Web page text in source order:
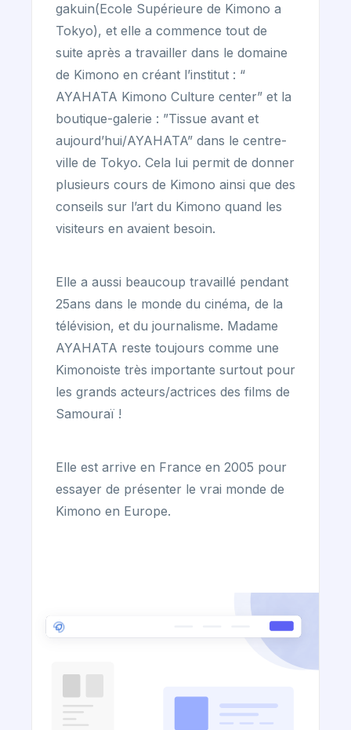
gakuin(Ecole Supérieure de Kimono a
Tokyo), et elle a commence tout de
suite après a travailler dans le domaine
de Kimono en créant l’institut : “
AYAHATA Kimono Culture center” et la
boutique-galerie : ”Tissue avant et
aujourd’hui/AYAHATA” dans le centre-
ville de Tokyo. Cela lui permit de donner
plusieurs cours de Kimono ainsi que des
conseils sur l’art du Kimono quand les
visiteurs en avaient besoin.
Elle a aussi beaucoup travaillé pendant
25ans dans le monde du cinéma, de la
télévision, et du journalisme. Madame
AYAHATA reste toujours comme une
Kimonoiste très importante surtout pour
les grands acteurs/actrices des films de
Samouraï !
Elle est arrive en France en 2005 pour
essayer de présenter le vrai monde de
Kimono en Europe.